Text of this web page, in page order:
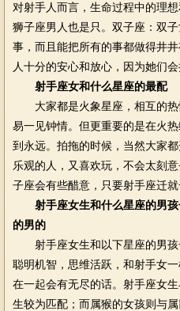
对射手人而言，生命过程中的理
狮子座男人也是只。双子座：双
事，而且能把所有的事都做得井
人十分的安心和放心，因为她们会
射手座女和什么星座的最配
大家都是火象星座，相互的热
易一见钟情。但更重要的是在火
到永远。拍拖的时候，当然大家
乐观的人，又喜欢玩，不会太刻
子座会有些醋意，只要射手座迁就
射手座女生和什么星座的男
的男的
射手座女生和以下星座的男孩
聪明机智，思维活跃，和射手女
在一起会有无尽的话。射手座女
生较为匹配；而属猴的女孩则与